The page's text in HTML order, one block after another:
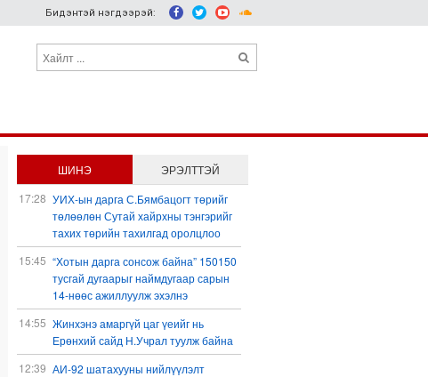
Бидэнтэй нэгдээрэй:
ШИНЭ
ЭРЭЛТТЭЙ
17:28 УИХ-ын дарга С.Бямбацогт төрийг
төлөөлөн Сутай хайрхны тэнгэрийг
тахих төрийн тахилгад оролцлоо
15:45 “Хотын дарга сонсож байна” 150150
тусгай дугаарыг наймдугаар сарын
14-нөөс ажиллуулж эхэлнэ
14:55 Жинхэнэ амаргүй цаг үеийг нь
Ерөнхий сайд Н.Учрал туулж байна
12:39 АИ-92 шатахууны нийлүүлэлт